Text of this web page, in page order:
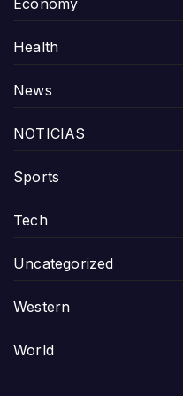
Health
News
NOTICIAS
Sports
Tech
Uncategorized
Western
World